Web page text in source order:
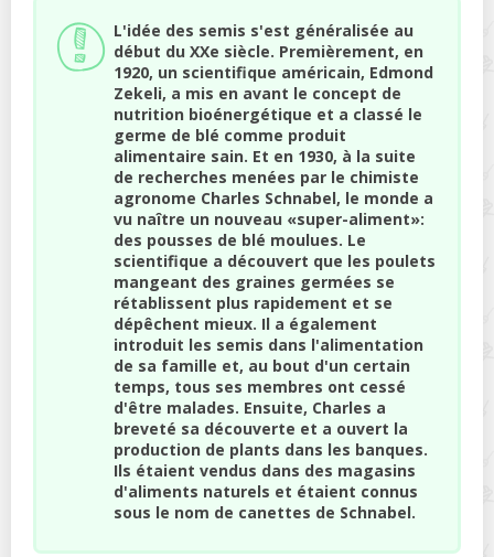
L'idée des semis s'est généralisée au
début du XXe siècle. Premièrement, en
1920, un scientifique américain, Edmond
Zekeli, a mis en avant le concept de
nutrition bioénergétique et a classé le
germe de blé comme produit
alimentaire sain. Et en 1930, à la suite
de recherches menées par le chimiste
agronome Charles Schnabel, le monde a
vu naître un nouveau «super-aliment»:
des pousses de blé moulues. Le
scientifique a découvert que les poulets
mangeant des graines germées se
rétablissent plus rapidement et se
dépêchent mieux. Il a également
introduit les semis dans l'alimentation
de sa famille et, au bout d'un certain
temps, tous ses membres ont cessé
d'être malades. Ensuite, Charles a
breveté sa découverte et a ouvert la
production de plants dans les banques.
Ils étaient vendus dans des magasins
d'aliments naturels et étaient connus
sous le nom de canettes de Schnabel.